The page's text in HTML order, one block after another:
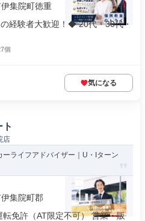
集院町徳重
経験者大歓迎！◆ 20代・30代・
個
気になる
店
ライフアドバイザー｜U・Iターン
集院町郡
免許（AT限定不可） 営業・販